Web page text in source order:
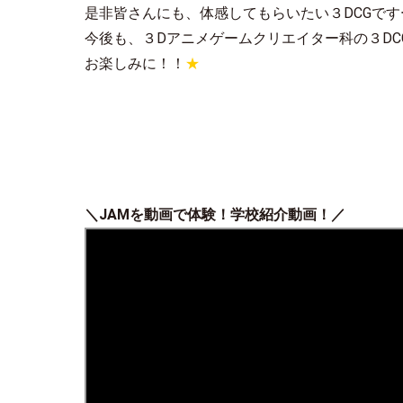
是非皆さんにも、体感してもらいたい３DCGです
今後も、３Dアニメゲームクリエイター科の３
お楽しみに！！ ★
＼ JAM を動画で体験！学校紹介動画！／